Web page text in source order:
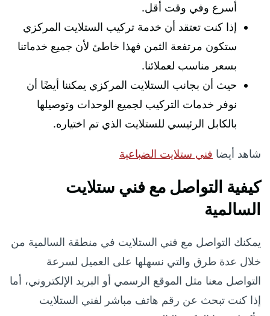
أسرع وفي وقت أقل.
إذا كنت تعتقد أن خدمة تركيب الستلايت المركزي
ستكون مرتفعة الثمن فهذا خاطئ لأن جميع خدماتنا
بسعر مناسب لعملائنا.
حيث أن بجانب الستلايت المركزي يمكننا أيضًا أن
نوفر خدمات التركيب لجميع الوحدات وتوصيلها
بالكابل الرئيسي للستلايت الذي تم اختياره.
شاهد أيضا فني ستلايت الضباعية
كيفية التواصل مع فني ستلايت
السالمية
يمكنك التواصل مع فني الستلايت في منطقة السالمية من
خلال عدة طرق والتي نسهلها على العميل لسرعة
التواصل معنا مثل الموقع الرسمي أو البريد الإلكتروني، أما
إذا كنت تبحث عن رقم هاتف مباشر لفني الستلايت